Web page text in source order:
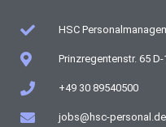
HSC
Prinzregentenstr. 65
+49 30 89540500
jobs@hsc-personal.de